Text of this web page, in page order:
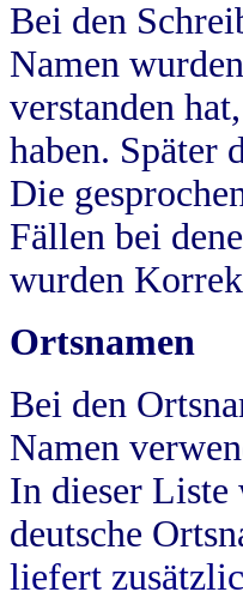
Bei den
Namen
verstanden
haben. Später
Die
Fällen bei
wurden
Ortsnamen
Bei den
Namen
In dieser Liste
deutsche
liefert